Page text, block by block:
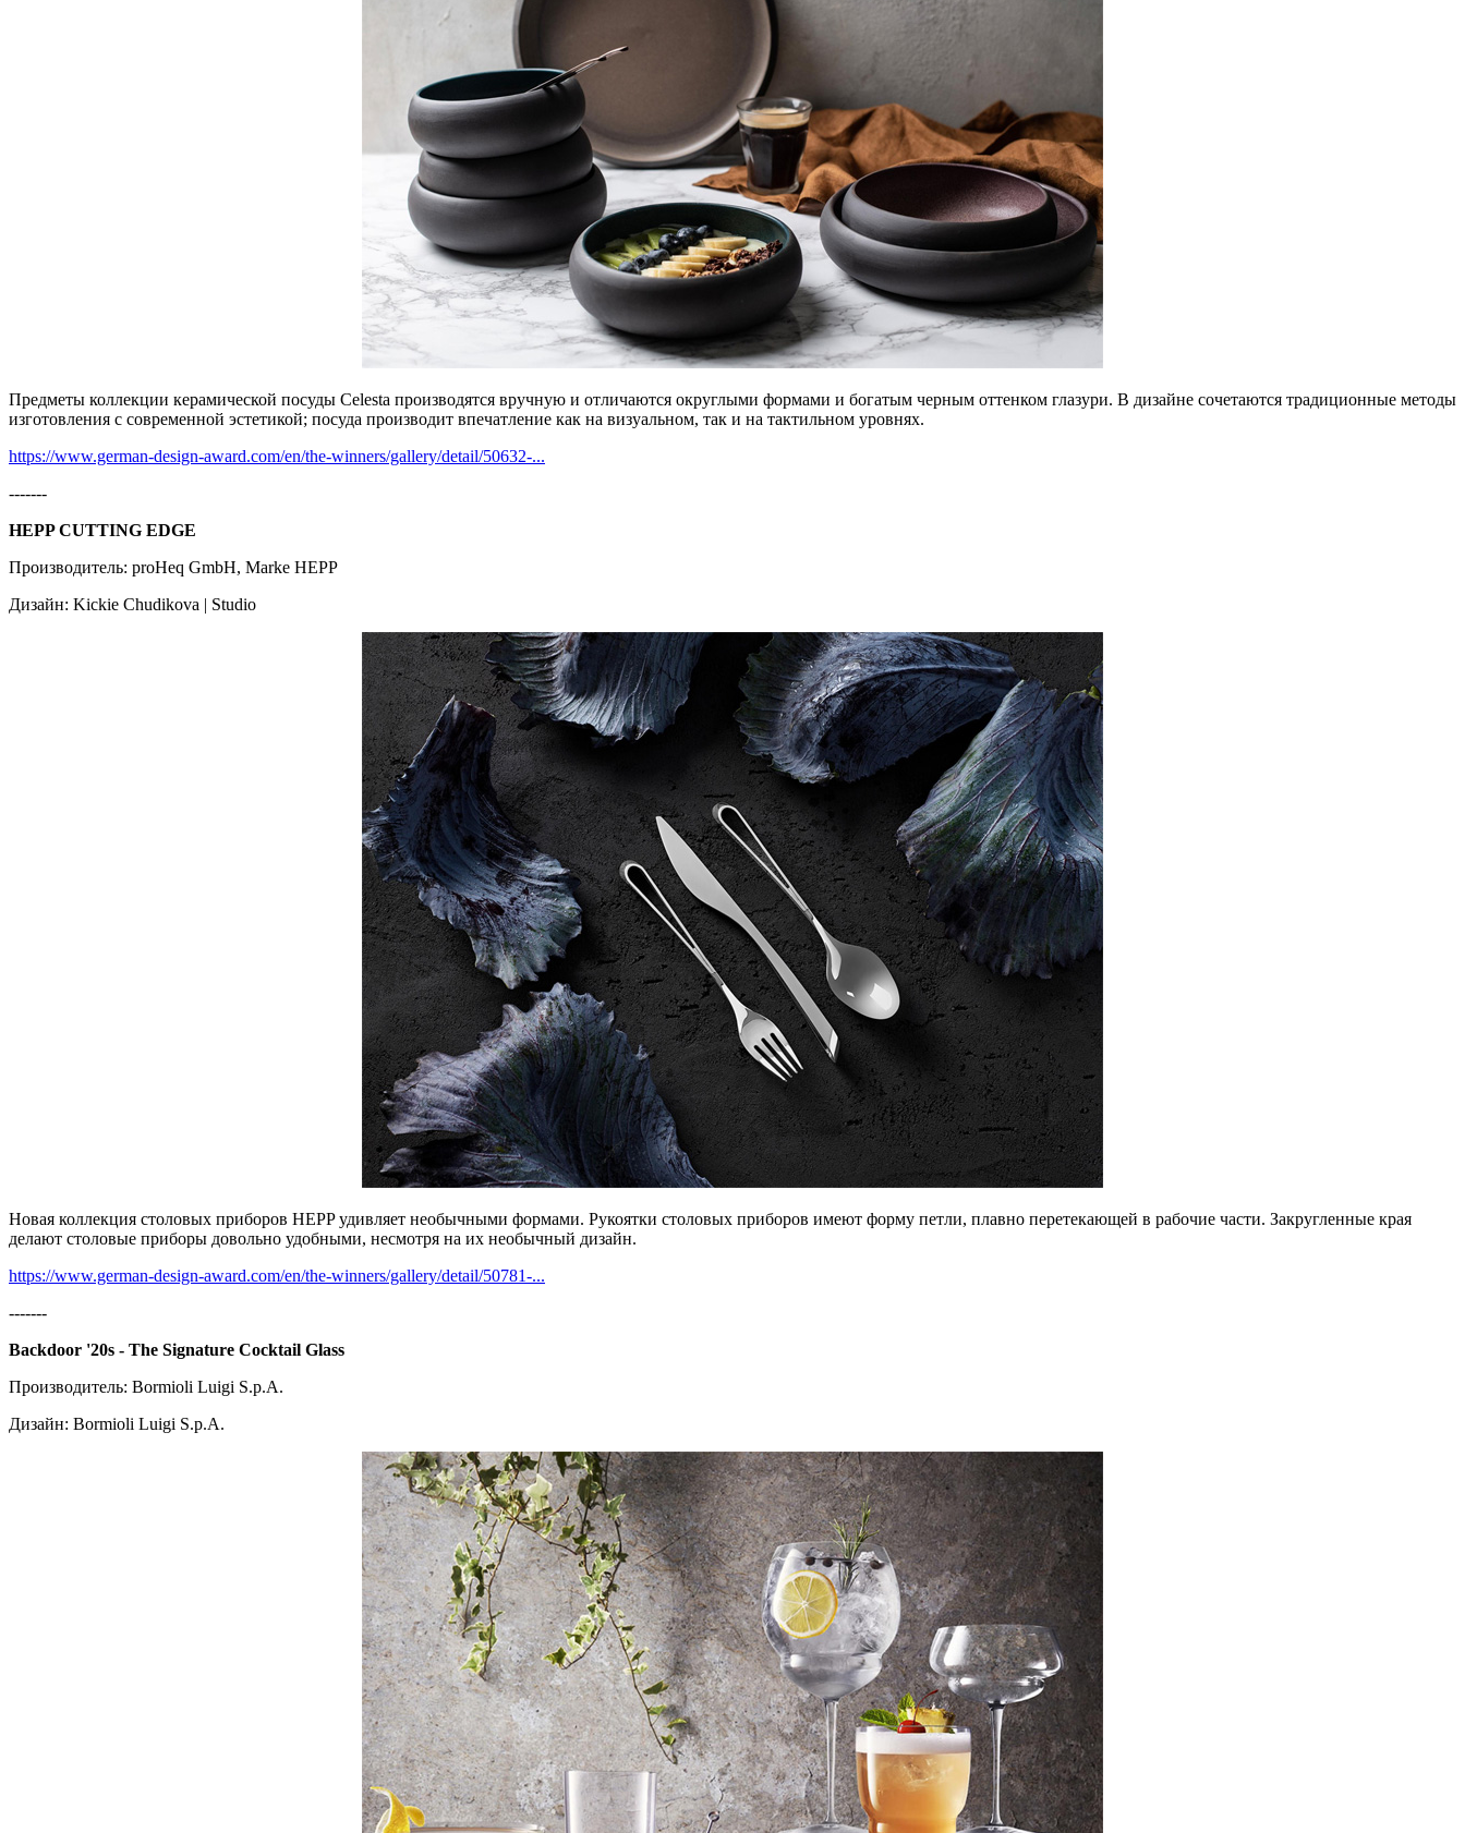
Предметы коллекции керамической посуды Celesta производятся вручную и отличаются округлыми формами и богатым черным оттенком глазури. В дизайне сочетаются традиционные методы
изготовления с современной эстетикой; посуда производит впечатление как на визуальном, так и на тактильном уровнях.
https://www.german-design-award.com/en/the-winners/gallery/detail/50632-...
-------
HEPP CUTTING EDGE
Производитель: proHeq GmbH, Marke HEPP
Дизайн: Kickie Chudikova | Studio
Новая коллекция столовых приборов HEPP удивляет необычными формами. Рукоятки столовых приборов имеют форму петли, плавно перетекающей в рабочие части. Закругленные края
делают столовые приборы довольно удобными, несмотря на их необычный дизайн.
https://www.german-design-award.com/en/the-winners/gallery/detail/50781-...
-------
Backdoor '20s - The Signature Cocktail Glass
Производитель: Bormioli Luigi S.p.A.
Дизайн: Bormioli Luigi S.p.A.